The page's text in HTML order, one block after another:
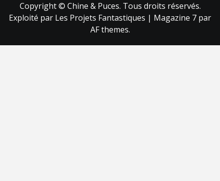
Copyright © Chine & Puces. Tous droits réservés.
Exploité par Les Projets Fantastiques | Magazine 7 par
AF themes.